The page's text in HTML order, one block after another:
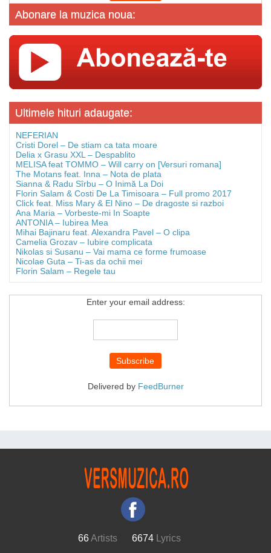
Abonare la muzica noua:
Ultimele hituri adaugate:
NEFERIAN
Cristi Dorel – De stiam ca tata moare
Delia x Grasu XXL – Despablito
MELISA feat TOMMO – Will carry on [Versuri romana]
The Motans feat. Inna – Nota de plata
Sianna & Radu Sîrbu – O Inimă La Doi
Florin Salam & Costi De La Timisoara – Full promo 2017
Click feat. Miss Mary & El Nino – De dragoste si razboi
Ana Maria – Vorbeste-mi In Soapte
ANTONIA – Iubirea Mea
Mihai Bajinaru feat. Alexandra Pavel – O clipa
Camelia Grozav – Iubire complicata
Nikolas si Susanu – Vai mama ce forme frumoase
Nicolae Guta – Ti-as da ochii mei
Florin Salam – Regele tau
Enter your email address:
Delivered by FeedBurner
66Artists 6674 Lyrics